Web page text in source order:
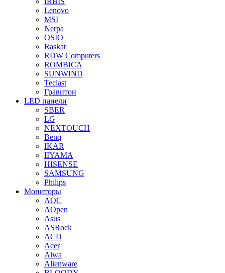
Lenovo
MSI
Nerpa
OSIO
Raskat
RDW Computers
ROMBICA
SUNWIND
Teclast
Гравитон
LED панели
SBER
LG
NEXTOUCH
Benq
IKAR
IIYAMA
HISENSE
SAMSUNG
Philips
Мониторы
AOC
AOpen
Asus
ASRock
ACD
Acer
Aiwa
Alienware